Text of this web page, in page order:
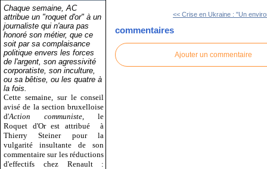
Chaque semaine, AC
attribue un "roquet d'or" à un
journaliste qui n'aura pas
honoré son métier, que ce
soit par sa complaisance
politique envers les forces
de l'argent, son agressivité
corporatiste, son inculture,
ou sa bêtise, ou les quatre à
la fois.
Cette semaine, sur le conseil
avisé de la section bruxelloise
d'Action communiste , le
Roquet d'Or est attribué
à
Thierry Steiner pour la
vulgarité insultante de son
commentaire sur les réductions
d'effectifs chez Renault :
<< Crise en Ukraine : "Un
commentaires
Ajouter un commentaire